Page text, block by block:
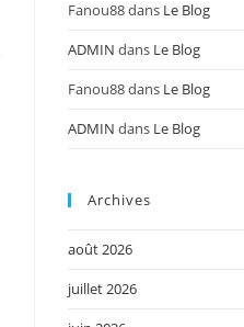
Fanou88dans Le Blog
ADMIN dans Le Blog
Fanou88dans Le Blog
ADMIN dans Le Blog
Archives
août 2026
juillet 2026